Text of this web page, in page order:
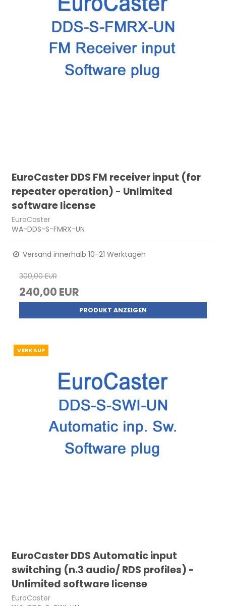
EuroCaster DDS FM receiver input (for
repeater operation) - Unlimited
software license
EuroCaster
WA-DDS-S-FMRX-UN
Versand innerhalb 10-21 Werktagen
300,00 EUR
240,00 EUR
PRODUKT ANZEIGEN
VERKAUF
EuroCaster DDS Automatic input
switching (n.3 audio/ RDS profiles) -
Unlimited software license
EuroCaster